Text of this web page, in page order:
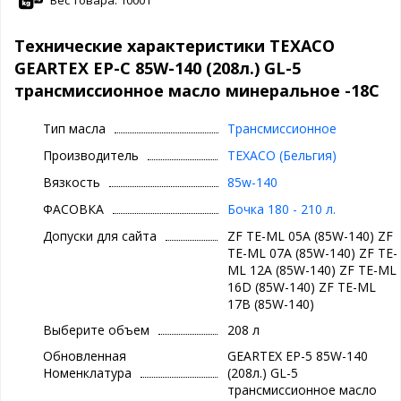
механизмов, ведущих мостов в блоке c КПП, задних мостов с
двухскоростных задних мостов, в том числе червячных
зубчатых передач, в очень широком диапазоне температур
окружающего воздуха.
вязкости:
- Geartex EP-A 80W-90
- Geartex EP-A 85W-140
образуя высокопрочную масляную плёнку, трансмиссионное
масло Geartex EP-C обеспечивает максимальную защиту всех
узлов системы во время запуска и работы при низких
температурах, так как предотвращает "сухое" трение
металлических поверхностей и износ. Более того, благодаря
высокой термоокислительной стабильности масло Geartex EP-C
также эффективно защищает зубчатую передачу и её узлы при
высоких рабочих температурах.
Инновационные присадки, входящие в состав этого смазочного
материала, придают ему оптимальную устойчивость к
вспениванию, защищают от ржавления и повреждения
эластомерных уплотнений, предотвращая протечку масла.
Технические характеристики TEXACO
GEARTEX EP-C 85W-140 (208л.) GL-5
трансмиссионное масло минеральное -18С
Тип масла
Трансмиссионное
Производитель
TEXACO (Бельгия)
Вязкость
85w-140
ФАСОВКА
Бочка 180 - 210 л.
Допуски для сайта
ZF TE-ML 05A (85W-140) ZF
TE-ML 07A (85W-140) ZF TE-
ML 12A (85W-140) ZF TE-ML
16D (85W-140) ZF TE-ML
17B (85W-140)
Выберите объем
208 л
Обновленная
Номенклатура
GEARTEX EP-5 85W-140
(208л.) GL-5
трансмиссионное масло